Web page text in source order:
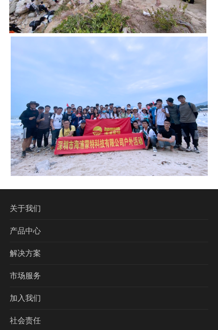
关于我们
产品中心
解决方案
市场服务
加入我们
社会责任